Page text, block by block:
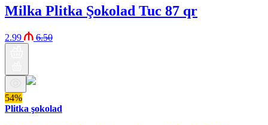
Milka Plitka Şokolad Tuc 87 qr
2.99 6.50
54%
Plitka şokolad